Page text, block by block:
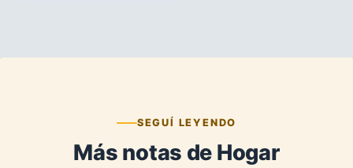
SEGUÍ LEYENDO
Más notas de Hogar